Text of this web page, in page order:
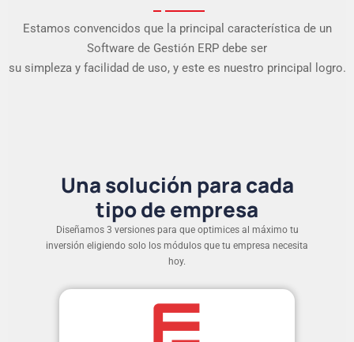
Estamos convencidos que la principal característica de un
Software de Gestión ERP debe ser
su simpleza y facilidad de uso, y este es nuestro principal logro.
Una solución para cada
tipo de empresa
Diseñamos 3 versiones para que optimices al máximo tu
inversión eligiendo solo los módulos que tu empresa necesita
hoy.